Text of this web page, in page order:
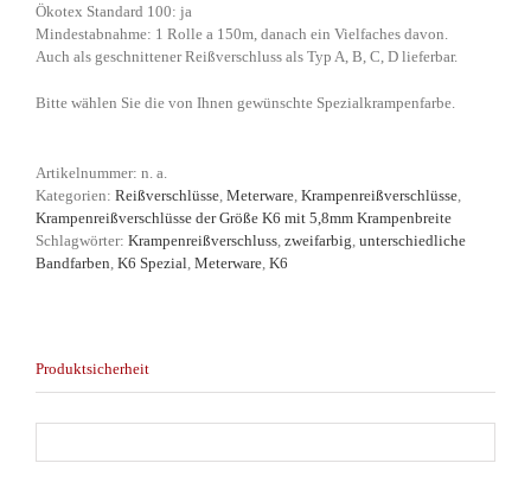
Ökotex Standard 100: ja
Mindestabnahme: 1 Rolle a 150m, danach ein Vielfaches davon.
Auch als geschnittener Reißverschluss als Typ A, B, C, D lieferbar.
Bitte wählen Sie die von Ihnen gewünschte Spezialkrampenfarbe.
Artikelnummer: n. a.
Kategorien: Reißverschlüsse, Meterware, Krampenreißverschlüsse,
Krampenreißverschlüsse der Größe K6 mit 5,8mm Krampenbreite
Schlagwörter: Krampenreißverschluss, zweifarbig, unterschiedliche
Bandfarben, K6 Spezial, Meterware, K6
Produktsicherheit